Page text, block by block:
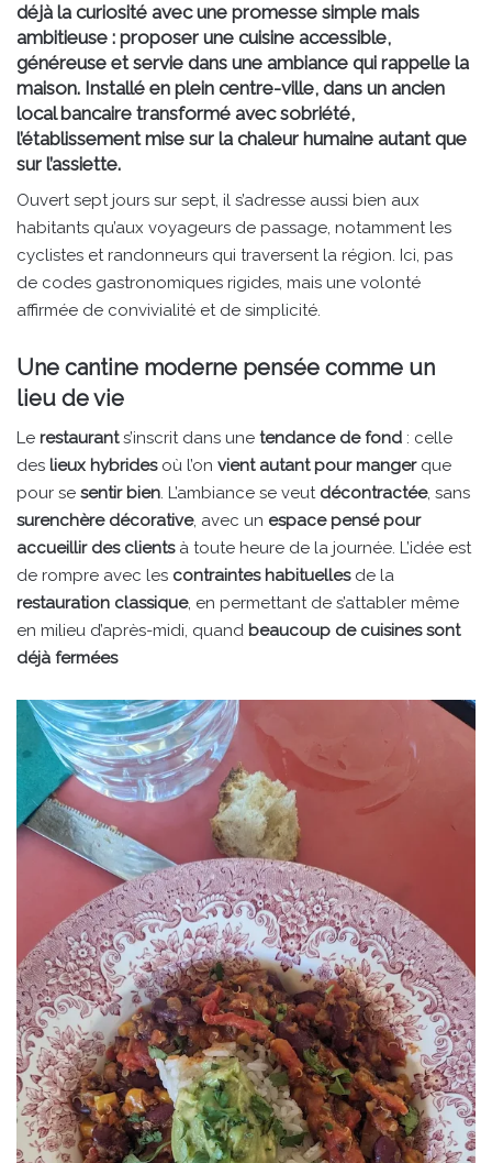
déjà la curiosité avec une promesse simple mais
ambitieuse : proposer une cuisine accessible,
généreuse et servie dans une ambiance qui rappelle la
maison. Installé en plein centre-ville, dans un ancien
local bancaire transformé avec sobriété,
l’établissement mise sur la chaleur humaine autant que
sur l’assiette.
Ouvert sept jours sur sept, il s’adresse aussi bien aux
habitants qu’aux voyageurs de passage, notamment les
cyclistes et randonneurs qui traversent la région. Ici, pas
de codes gastronomiques rigides, mais une volonté
affirmée de convivialité et de simplicité.
Une cantine moderne pensée comme un
lieu de vie
Le restaurants’inscrit dans une tendance de fond : celle
des lieux hybridesoù l’on vient autant pour mangerque
pour se sentir bien. L’ambiance se veut décontractée, sans
surenchère décorative, avec un espace pensé pour
accueillir des clientsà toute heure de la journée. L’idée est
de rompre avec les contraintes habituellesde la
restauration classique, en permettant de s’attabler même
en milieu d’après-midi, quand beaucoup de cuisines sont
déjà fermées